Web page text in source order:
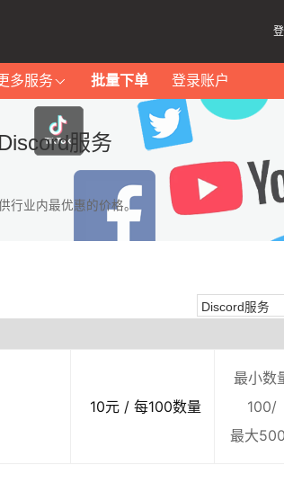
多服务 批量下单 登录账户
服务
行业内最优惠的价格。
10元 / 每100数量
最小数
100/
最大